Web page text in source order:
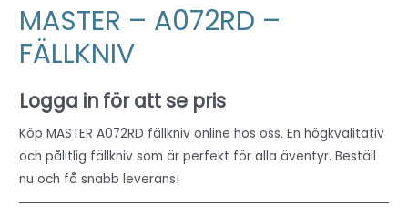
MASTER – A072RD –
FÄLLKNIV
Logga in för att se pris
Köp MASTER A072RD fällkniv online hos oss. En högkvalitativ
och pålitlig fällkniv som är perfekt för alla äventyr. Beställ
nu och få snabb leverans!